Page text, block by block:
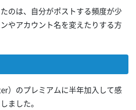
のは、自分がポストする頻度が少
やアカウント名を変えたりする方
）のプレミアムに半年加入して感
ました。